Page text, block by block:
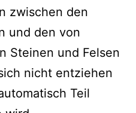
zwischen den
und den von
Steinen und Felsen
nicht entziehen
Teil